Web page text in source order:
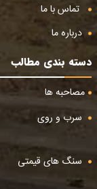
تماس با ما
درباره ما
دسته بندی مطالب
مصاحبه ها
سرب و روی
سنگ های قیمتی